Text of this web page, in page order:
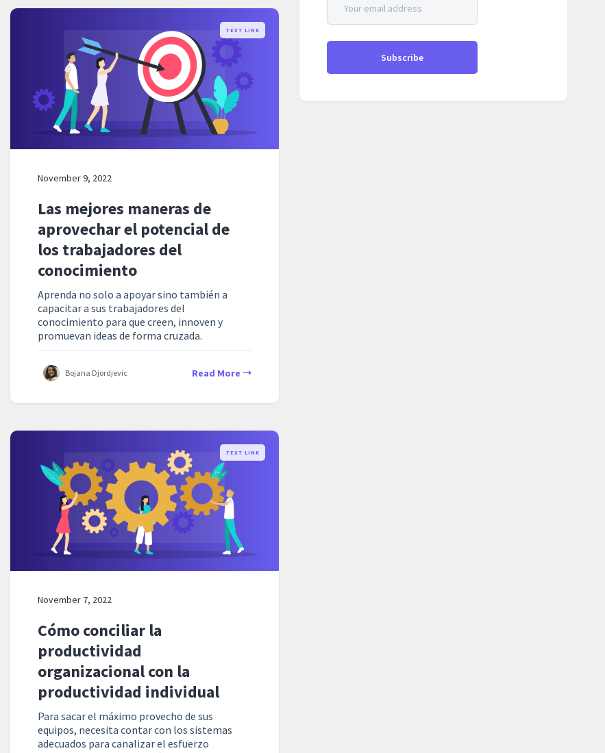
TEXT LINK
November 9, 2022
Las mejores maneras de
aprovechar el potencial de
los trabajadores del
conocimiento
Aprenda no solo a apoyar sino también a
capacitar a sus trabajadores del
conocimiento para que creen, innoven y
promuevan ideas de forma cruzada.
Bojana Djordjevic Read More
TEXT LINK
November 7, 2022
Cómo conciliar la
productividad
organizacional con la
productividad individual
Para sacar el máximo provecho de sus
equipos, necesita contar con los sistemas
adecuados para canalizar el esfuerzo